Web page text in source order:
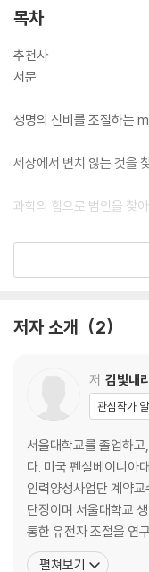
목차
추천사
서문
생명의 신비를 조절하는
세상에서 변치 않는 것을
과학의 힘으로 범인을 찾
남북극을 내 손안에_이홍
작가 후기
저자 소개 2
저 김빛내
관심작가
서울대학교를 졸업하
다. 미국 펜실베이니아
인력양성사업단 계약
단장이며 서울대학교
통한 유전자 조절을 연
(2006년), 서울대학교
펼쳐보기